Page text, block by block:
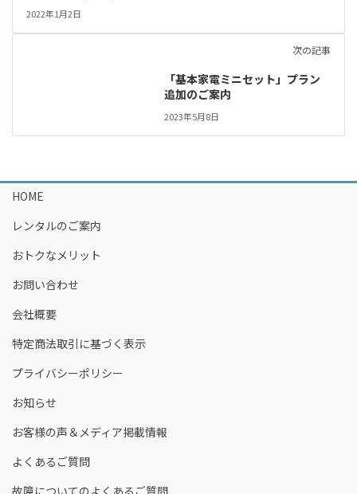
2022年1月2日
次の記事
「基本家電ミニセット」プラン
追加のご案内
2023年5月8日
HOME
レンタルのご案内
おトクなメリット
お問い合わせ
会社概要
特定商法取引に基づく表示
プライバシーポリシー
お知らせ
お客様の声＆メディア掲載情報
よくあるご質問
故障についてのよくあるご質問